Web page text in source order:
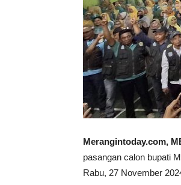
Merangintoday.com,
pasangan calon bupati
Rabu, 27 November